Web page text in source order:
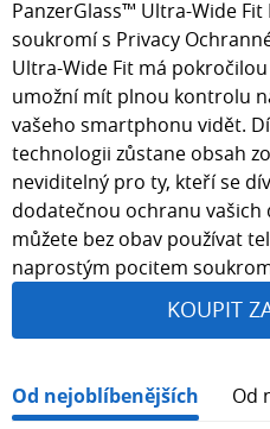
PanzerGlass™ Ultra-Wide
soukromí s Privacy
Ultra-Wide Fit má
umožní mít plnou kontrolu
vašeho smartphonu vidět.
technologii zůstane obsah
neviditelný pro ty, kteří se
dodatečnou ochranu vašich
můžete bez obav používat
naprostým pocitem
KOUPIT
Od nejoblíbenějších Od